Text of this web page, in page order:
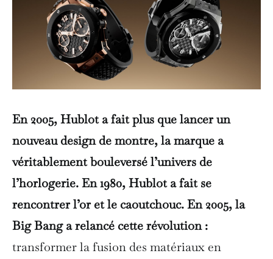
En 2005, Hublot a fait plus que lancer un
nouveau design de montre, la marque a
véritablement bouleversé l’univers de
l’horlogerie. En 1980, Hublot a fait se
rencontrer l’or et le caoutchouc. En 2005, la
Big Bang a relancé cette révolution :
transformer la fusion des matériaux en